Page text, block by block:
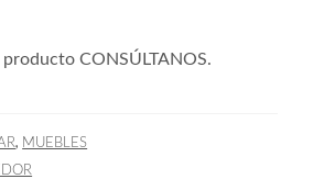
CONSÚLTANOS.
, MUEBLES